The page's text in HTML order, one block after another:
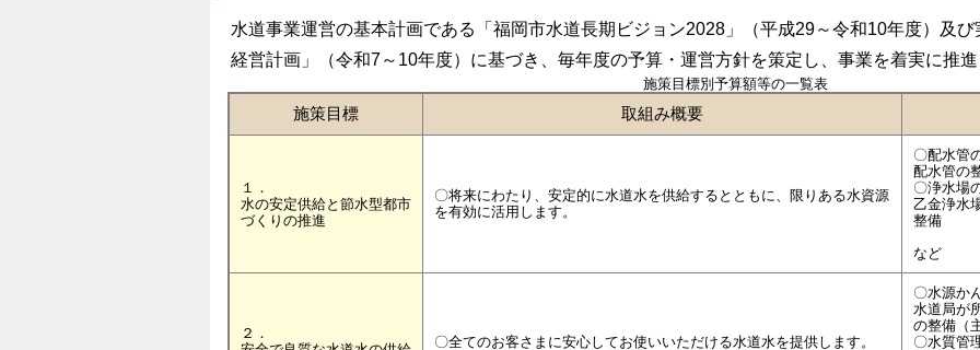
水道事業運営の基本計画である「福岡市水道長期ビジョン2028」（平成29～令和10年度）及
経営計画」（令和7～10年度）に基づき、毎年度の予算・運営方針を策定し、事業を着実に推
施策目標別予算額等の一覧表
施策目標 取組み概要
１．
水の安定供給と節水型都市
づくりの推進
〇将来にわたり、安定的に水道水を供給するとともに、限りある水資源
を有効に活用します。
〇配水管
配水管の
〇浄水場
乙金浄水
整備
など
２．
〇全てのお客さまに安心してお使いいただける水道水を提供します。
〇水源か
水道局が
の整備（
〇水質管